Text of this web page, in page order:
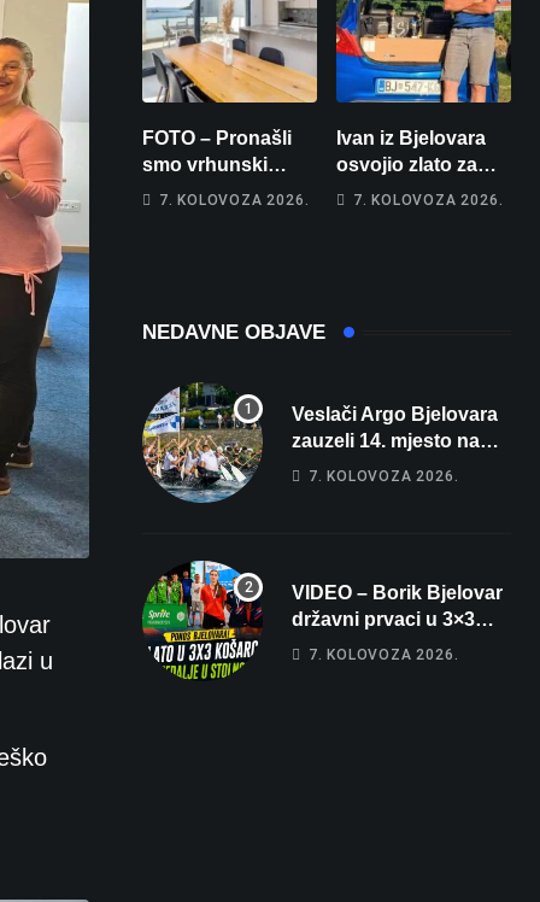
u
FOTO – Pronašli
smo vrhunski
apartman za
7. KOLOVOZA 2026.
Ivan iz Bjelovara
osvojio zlato za
najglasniji audio
7. KOLOVOZA 2026.
NEDAVNE OBJAVE
Veslači Argo Bjelovara
zauzeli 14. mjesto na
brzincu
7. KOLOVOZA 2026.
VIDEO – Borik Bjelovar
državni prvaci u 3×3
košarci, Klara Končar je
7. KOLOVOZA 2026.